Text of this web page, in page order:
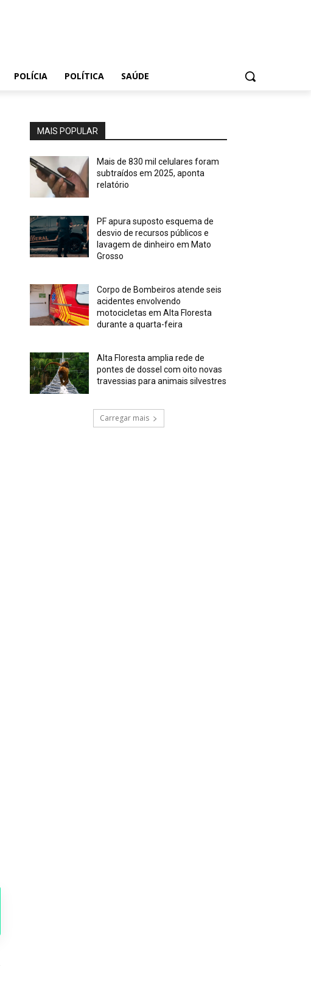
POLÍCIA POLÍTICA SAÚDE
MAIS POPULAR
Mais de 830 mil celulares foram
subtraídos em 2025, aponta
relatório
PF apura suposto esquema de
desvio de recursos públicos e
lavagem de dinheiro em Mato
Grosso
Corpo de Bombeiros atende seis
acidentes envolvendo
motocicletas em Alta Floresta
durante a quarta-feira
Alta Floresta amplia rede de
pontes de dossel com oito novas
travessias para animais silvestres
Carregar mais